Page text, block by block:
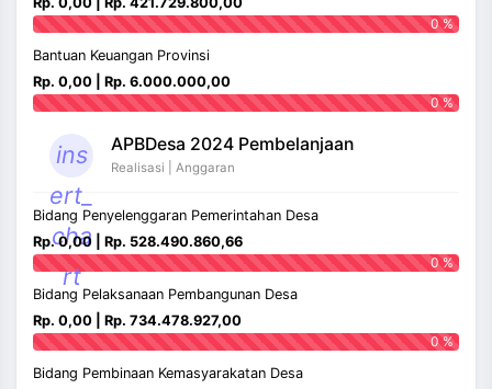
0 %
Bantuan Keuangan Provinsi
Rp. 0,00 | Rp. 6.000.000,00
0 %
ins
ert_
cha
rt
APBDesa 2024 Pembelanjaan
Realisasi | Anggaran
Bidang Penyelenggaran Pemerintahan Desa
Rp. 0,00 | Rp. 528.490.860,66
0 %
Bidang Pelaksanaan Pembangunan Desa
Rp. 0,00 | Rp. 734.478.927,00
0 %
Bidang Pembinaan Kemasyarakatan Desa